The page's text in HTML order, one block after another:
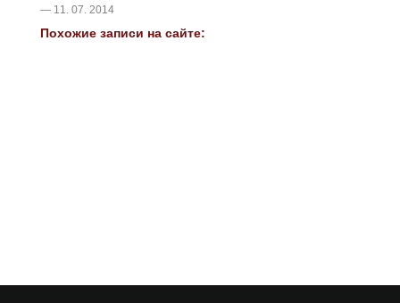
— 11. 07. 2014
Похожие записи на сайте: